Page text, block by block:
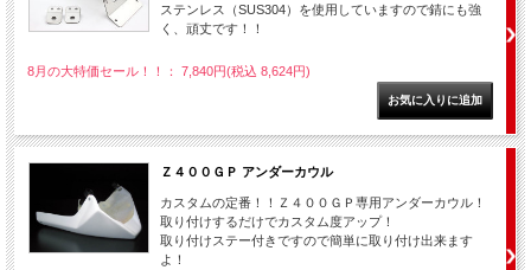
ステンレス（SUS304）を使用していますので錆にも強
く、頑丈です！！
8月の大特価セール！！： 7,840円(税込 8,624円)
Ｚ４００ＧＰ アンダーカウル
カスタムの定番！！Ｚ４００ＧＰ専用アンダーカウル！
取り付けするだけでカスタム度アップ！
取り付けステー付きですので簡単に取り付け出来ます
よ！